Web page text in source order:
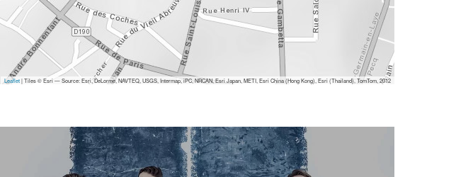
Leaflet| Tiles © Esri — Source: Esri, DeLorme, NAVTEQ, USGS, Intermap, iPC, NRCAN, Esri Japan, METI, Esri China (Hong Kong), Esri (Thailand), TomTom, 2012